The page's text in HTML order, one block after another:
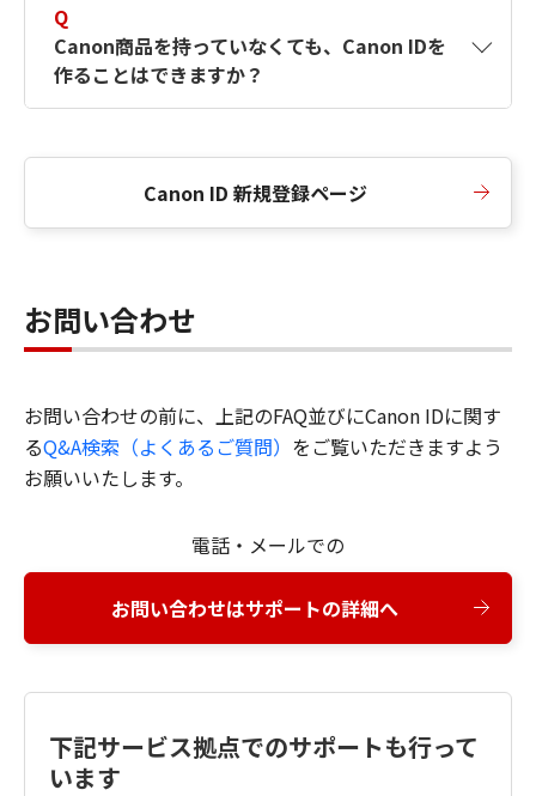
Q
Canon商品を持っていなくても、Canon IDを
作ることはできますか？
Canon ID 新規登録ページ
お問い合わせ
お問い合わせの前に、上記のFAQ並びにCanon IDに関す
るQ&A検索（よくあるご質問） をご覧いただきますよう
お願いいたします。
電話・メールでの
お問い合わせはサポートの詳細へ
下記サービス拠点でのサポートも行って
います